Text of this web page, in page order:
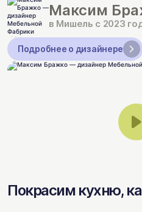
Максим
в Мишель с 2023
Подробнее о дизайнере
Покрасим кухню,